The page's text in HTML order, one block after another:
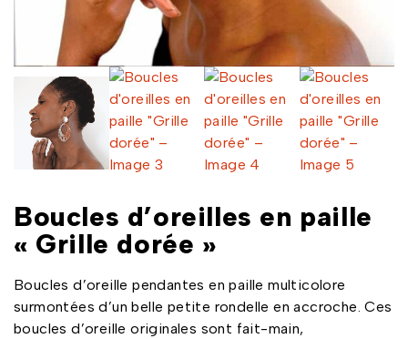
Boucles d’oreilles en paille
« Grille dorée »
Boucles d’oreille pendantes en paille multicolore
surmontées d’un belle petite rondelle en accroche. Ces
boucles d’oreille originales sont fait-main,